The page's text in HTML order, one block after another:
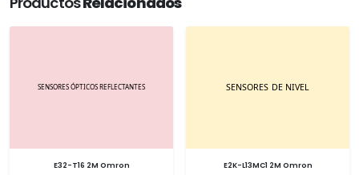
E32-T16 2M Omron
E2K-L13MC1 2M Omron